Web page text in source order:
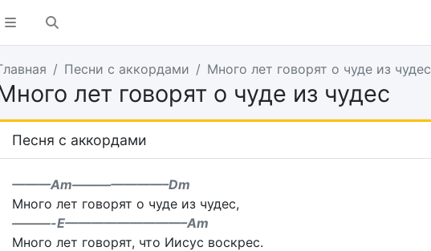
Песни с аккордами Много лет говорят о чуде из чудес
лет говорят о чуде из чудес
Песня с аккордами
———Am———————–Dm
Много лет говорят о чуде из чудес,
———-E—————————–Am
Много лет говорят, что Иисус воскрес.